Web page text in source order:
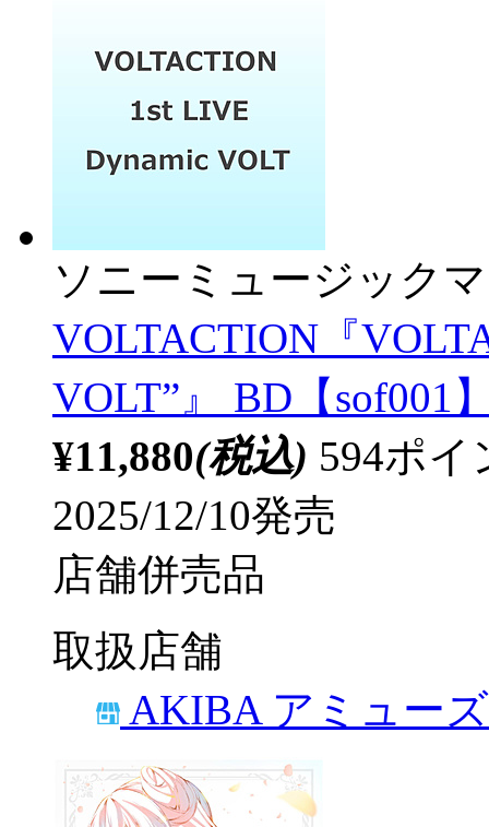
ソニーミュージック
VOLTACTION『
VOLT”』 BD【sof001
¥11,880(税込) 594ポ
2025/12/10発売
店舗併売品
取扱店舗
AKIBA アミュー